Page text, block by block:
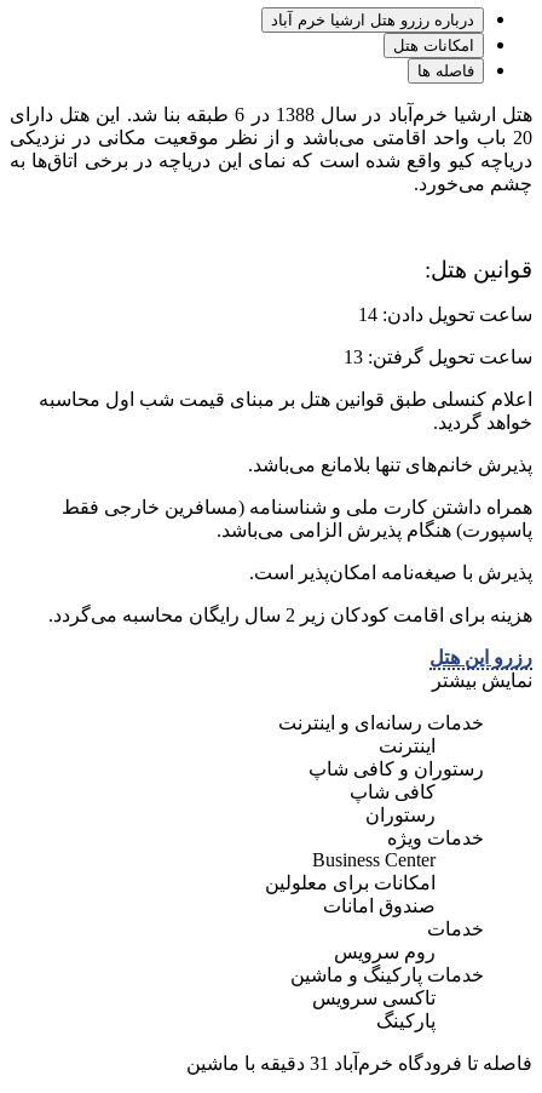
درباره رزرو هتل ارشیا خرم آباد
امکانات هتل
فاصله ها
هتل ارشیا خرم‌آباد در سال 1388 در 6 طبقه بنا شد. این هتل دارای
20 باب واحد اقامتی می‌باشد و از نظر موقعیت مکانی در نزدیکی
دریاچه کیو واقع شده است که نمای این دریاچه در برخی اتاق‌ها به
چشم می‌خورد.
قوانین هتل:
ساعت تحویل دادن: 14
ساعت تحویل گرفتن: 13
اعلام کنسلی طبق قوانین هتل بر مبنای قیمت شب اول محاسبه
خواهد گردید.
پذیرش خانم‌های تنها بلامانع می‌باشد.
همراه داشتن کارت ملی و شناسنامه (مسافرین خارجی فقط
پاسپورت) هنگام پذیرش الزامی می‌باشد.
پذیرش با صیغه‌نامه امکان‌پذیر است.
هزینه برای اقامت کودکان زیر 2 سال رایگان محاسبه می‌گردد.
رزرو این هتل
نمایش بیشتر
خدمات رسانه‌ای و اینترنت
اینترنت
رستوران و کافی شاپ
کافی شاپ
رستوران
خدمات ویژه
Business Center
امكانات برای معلولين
صندوق امانات
خدمات
روم سرویس
خدمات پارکینگ و ماشین
تاکسی سرویس
پارکینگ
فاصله تا فرودگاه خرم‌آباد 31 دقیقه با ماشین